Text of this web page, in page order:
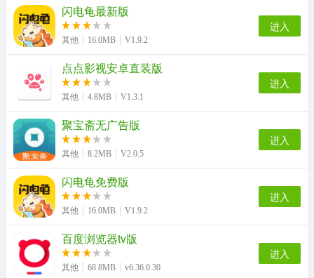
Win7Simu手机正版 月亮影视大全免费原版
遥控飞机模拟器正版
罗庄首发手机版
闪电龟最新版
其他 16.0MB V1.9.2
进入
点点影视安卓直装版
其他 4.8MB V1.3.1
进入
聚宝斋无广告版
其他 8.2MB V2.0.5
进入
闪电龟免费版
其他 16.0MB V1.9.2
进入
百度浏览器tv版
其他 68.8MB v6.36.0.30
进入